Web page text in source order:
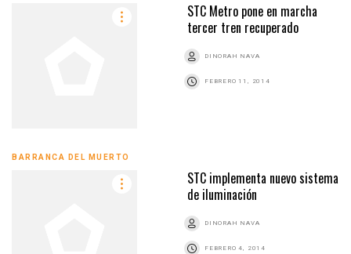
STC Metro pone en marcha
tercer tren recuperado
DINORAH NAVA
FEBRERO 11, 2014
BARRANCA DEL MUERTO
STC implementa nuevo sistema
de iluminación
DINORAH NAVA
FEBRERO 4, 2014